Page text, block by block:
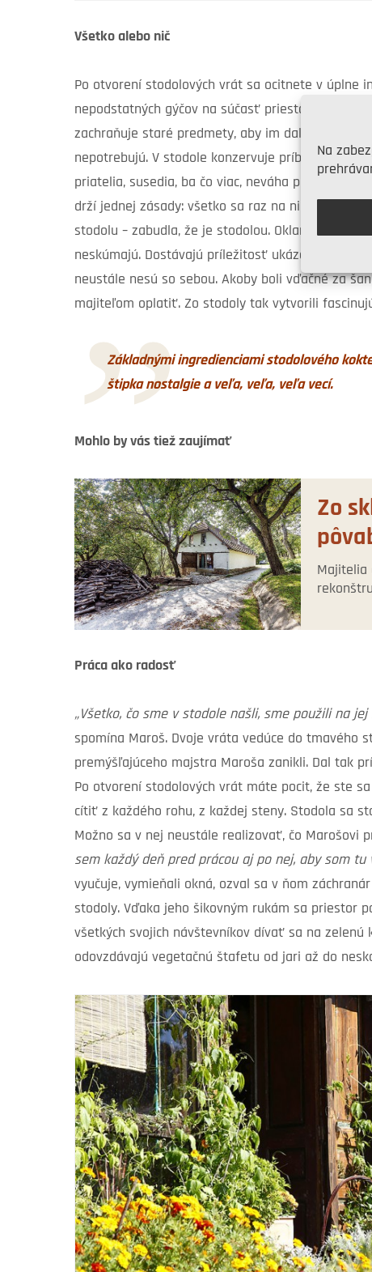
Na
Všetko alebo nič
Po otvorení stodolových vrát sa ocitnete v úplne
nepodstatných gýčov na súčasť priestoru, v
zachraňuje staré predmety, aby im dal šancu na
nepotrebujú. V stodole konzervuje príbehy
priatelia, susedia, ba čo viac, neváha pre ne
drží jednej zásady: všetko sa raz na niečo zíde.
stodolu – zabudla, že je stodolou. Oklamali aj
neskúmajú. Dostávajú príležitosť ukázať sa v
neustále nesú so sebou. Akoby boli vďačné za
majiteľom oplatiť. Zo stodoly tak vytvorili
Základnými ingredienciami stodolového
štipka nostalgie a veľa, veľa, veľa vecí.
Mohlo by vás tiež zaujímať
Zo
Majitelia
Práca ako radosť
„Všetko, čo sme v stodole našli, sme použili na
spomína Maroš. Dvoje vráta vedúce do tmavého
premýšľajúceho majstra Maroša zanikli. Dal tak
Po otvorení stodolových vrát máte pocit, že ste
cítiť z každého rohu, z každej steny. Stodola sa
Možno sa v nej neustále realizovať, čo Marošovi
sem každý deň pred prácou aj po nej, aby som tu
vyučuje, vymieňali okná, ozval sa v ňom
stodoly. Vďaka jeho šikovným rukám sa priestor
všetkých svojich návštevníkov dívať sa na zelenú
odovzdávajú vegetačnú štafetu od jari až do